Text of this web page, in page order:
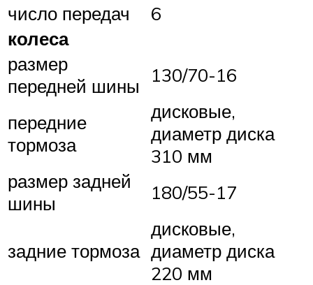
число передач
6
колеса
размер
передней шины
130/70-16
передние
тормоза
дисковые,
диаметр диска
310 мм
размер задней
шины
180/55-17
задние тормоза
дисковые,
диаметр диска
220 мм